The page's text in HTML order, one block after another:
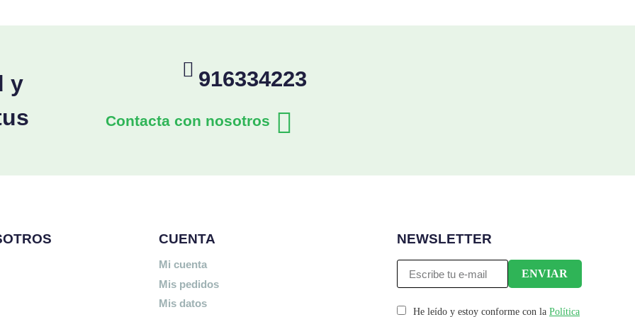
y
916334223
Contacta con nosotros
CUENTA
Mi cuenta
Mis pedidos
Mis datos
NEWSLETTER
He leído y estoy conforme con la Política